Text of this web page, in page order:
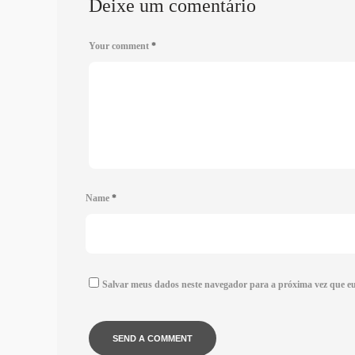
Deixe um comentário
Your comment *
Name *
Salvar meus dados neste navegador para a próxima vez que